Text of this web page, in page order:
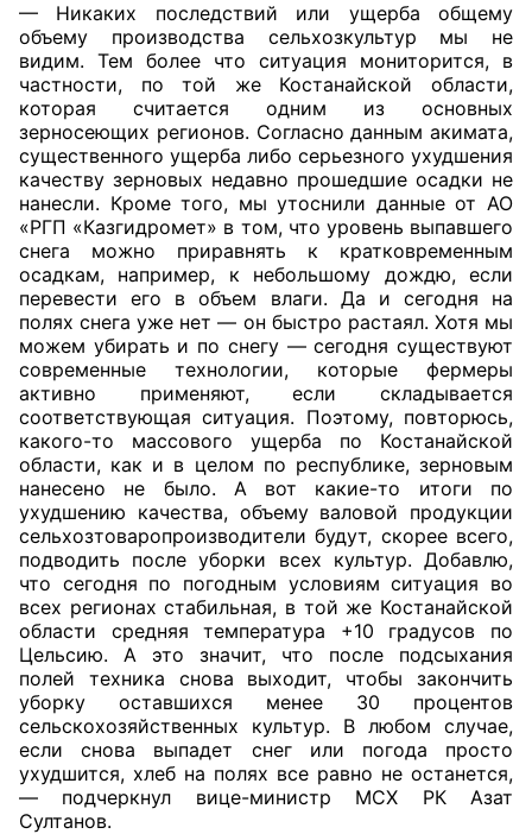
— Никаких последствий или ущерба общему
объему производства сельхозкультур мы не
видим. Тем более что ситуация мониторится, в
частности, по той же Костанайской области,
которая считается одним из основных
зерносеющих регионов. Согласно данным акимата,
существенного ущерба либо серьезного ухудшения
качеству зерновых недавно прошедшие осадки не
нанесли. Кроме того, мы утоснили данные от АО
«РГП «Казгидромет» в том, что уровень выпавшего
снега можно приравнять к кратковременным
осадкам, например, к небольшому дождю, если
перевести его в объем влаги. Да и сегодня на
полях снега уже нет — он быстро растаял. Хотя мы
можем убирать и по снегу — сегодня существуют
современные технологии, которые фермеры
активно применяют, если складывается
соответствующая ситуация. Поэтому, повторюсь,
какого-то массового ущерба по Костанайской
области, как и в целом по республике, зерновым
нанесено не было. А вот какие-то итоги по
ухудшению качества, объему валовой продукции
сельхозтоваропроизводители будут, скорее всего,
подводить после уборки всех культур. Добавлю,
что сегодня по погодным условиям ситуация во
всех регионах стабильная, в той же Костанайской
области средняя температура +10 градусов по
Цельсию. А это значит, что после подсыхания
полей техника снова выходит, чтобы закончить
уборку оставшихся менее 30 процентов
сельскохозяйственных культур. В любом случае,
если снова выпадет снег или погода просто
ухудшится, хлеб на полях все равно не останется,
— подчеркнул вице-министр МСХ РК Азат
Султанов.